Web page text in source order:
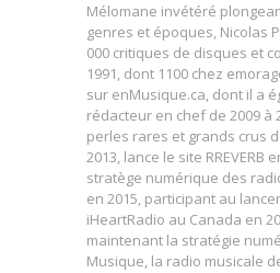
Mélomane invétéré
genres et époques, Nicolas
000 critiques de disques et
1991, dont 1100 chez
sur enMusique.ca, dont il a
rédacteur en chef de 2009 à
perles rares et grands crus
2013, lance le site RREVERB
stratège numérique des
en 2015, participant au
iHeartRadio au Canada en
maintenant la stratégie
Musique, la radio musicale